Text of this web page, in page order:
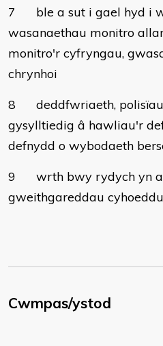
7
ble a sut i gael hyd i
wasanaethau monitro
monitro'r cyfryngau,
chrynhoi
8
deddfwriaeth,
gysylltiedig â hawliau'r
defnydd o wybodaeth
9
wrth bwy rydych yn
gweithgareddau
Cwmpas/ystod